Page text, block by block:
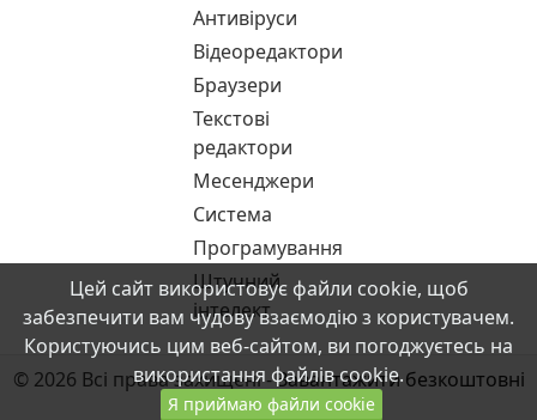
Антивіруси
Відеоредактори
Браузери
Текстові
редактори
Месенджери
Система
Програмування
Штучний
інтелект
© 2026 Всі права захищені -Завантажити безкоштовні
програми
Цей сайт використовує файли cookie, щоб
забезпечити вам чудову взаємодію з користувачем.
Користуючись цим веб-сайтом, ви погоджуєтесь на
використання файлів cookie.
Я приймаю файли cookie